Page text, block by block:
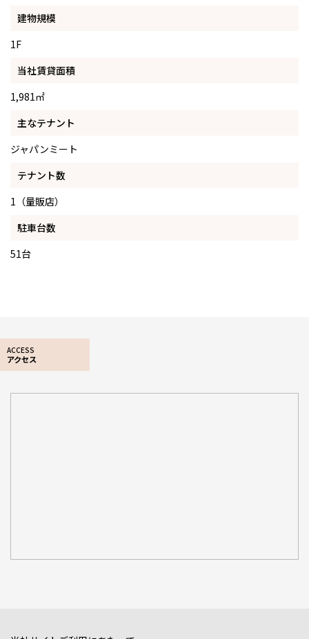
建物規模
1F
当社賃貸面積
1,981㎡
主なテナント
ジャパンミート
テナント数
1（量販店）
駐車台数
51台
ACCESS
アクセス